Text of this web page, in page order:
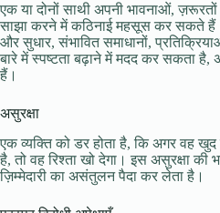
एक या दोनों साथी अपनी भावनाओं,
साझा करने में कठिनाई महसूस कर सकते
और सुधार, संभावित समाधानों,
बारे में स्पष्टता बढ़ाने में मदद कर सकता है,
हैं।
असुरक्षा
एक व्यक्ति को डर होता है, कि अगर वह
है, तो वह रिश्ता खो देगा। इस असुरक्षा की
ज़िम्मेदारी का असंतुलन पैदा कर लेता है।